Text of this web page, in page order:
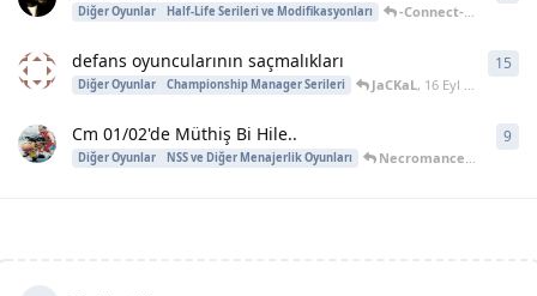
Diğer Oyunlar Half-Life Serileri ve Modifikasyonları -Connect-,2 Nis 2005
defans oyuncularının saçmalıkları
Diğer Oyunlar Championship Manager Serileri JaCKaL, 16 Eyl 2004
15
Cm 01/02'de Müthiş Bi Hile..
Diğer Oyunlar NSS ve Diğer Menajerlik Oyunları NecromanceR ,
9